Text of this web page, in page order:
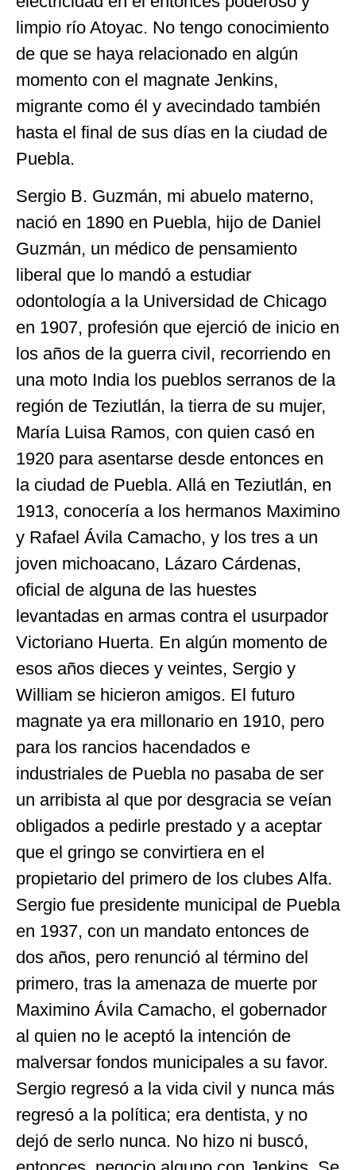
limpio río Atoyac. No tengo conocimiento
de que se haya relacionado en algún
momento con el magnate Jenkins,
migrante como él y avecindado también
hasta el final de sus días en la ciudad de
Puebla.
Sergio B. Guzmán, mi abuelo materno,
nació en 1890 en Puebla, hijo de Daniel
Guzmán, un médico de pensamiento
liberal que lo mandó a estudiar
odontología a la Universidad de Chicago
en 1907, profesión que ejerció de inicio en
los años de la guerra civil, recorriendo en
una moto India los pueblos serranos de la
región de Teziutlán, la tierra de su mujer,
María Luisa Ramos, con quien casó en
1920 para asentarse desde entonces en
la ciudad de Puebla. Allá en Teziutlán, en
1913, conocería a los hermanos Maximino
y Rafael Ávila Camacho, y los tres a un
joven michoacano, Lázaro Cárdenas,
oficial de alguna de las huestes
levantadas en armas contra el usurpador
Victoriano Huerta. En algún momento de
esos años dieces y veintes, Sergio y
William se hicieron amigos. El futuro
magnate ya era millonario en 1910, pero
para los rancios hacendados e
industriales de Puebla no pasaba de ser
un arribista al que por desgracia se veían
obligados a pedirle prestado y a aceptar
que el gringo se convirtiera en el
propietario del primero de los clubes Alfa.
Sergio fue presidente municipal de Puebla
en 1937, con un mandato entonces de
dos años, pero renunció al término del
primero, tras la amenaza de muerte por
Maximino Ávila Camacho, el gobernador
al quien no le aceptó la intención de
malversar fondos municipales a su favor.
Sergio regresó a la vida civil y nunca más
regresó a la política; era dentista, y no
dejó de serlo nunca. No hizo ni buscó,